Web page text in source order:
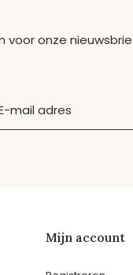
voor onze
Mijn account